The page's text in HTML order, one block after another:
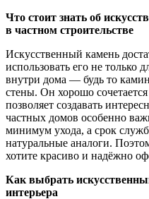
Что стоит знать об
в частном строительстве
Искусственный камень
использовать его не только
внутри дома — будь то
стены. Он хорошо
позволяет создавать
частных домов особенно
минимум ухода, а срок
натуральные аналоги.
хотите красиво и надёжно
Как выбрать
интерьера